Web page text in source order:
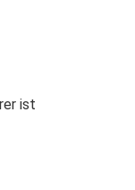
ist